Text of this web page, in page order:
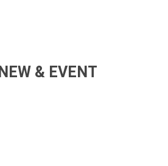
NEW & EVENT